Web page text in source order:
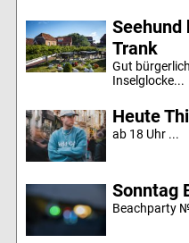
Seehund
Trank
Gut
Inselglocke...
Heute
ab 18 Uhr ...
Sonntag
Beachparty